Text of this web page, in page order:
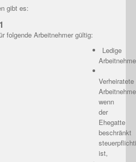
gibt es:
folgende Arbeitnehmer gültig:
Ledige
Verheiratete
wenn
der
Ehegatte
beschränkt
ist,